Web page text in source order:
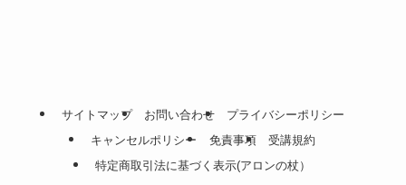
サイトマップ お問い合わせ
プライバシーポリシー
キャンセルポリシー
免責事項
受講規約
特定商取引法に基づく表示(アロンの杖）